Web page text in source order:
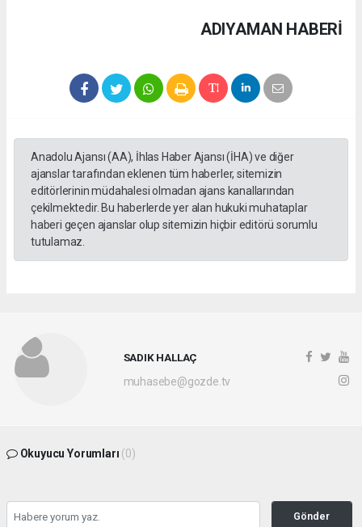
ADIYAMAN HABERİ
Anadolu Ajansı (AA), İhlas Haber Ajansı (İHA) ve diğer
ajanslar tarafından eklenen tüm haberler, sitemizin
editörlerinin müdahalesi olmadan ajans kanallarından
çekilmektedir. Bu haberlerde yer alan hukuki muhataplar
haberi geçen ajanslar olup sitemizin hiçbir editörü sorumlu
tutulamaz.
SADIK HALLAÇ
muhasebe@gozde.tv
Okuyucu Yorumları (0)
Gönder